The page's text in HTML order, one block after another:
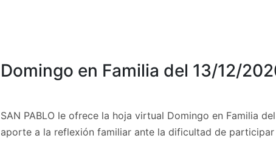
Domingo en Familia del 13/12/
SAN PABLO le ofrece la hoja virtual Domingo en Familia
aporte a la reflexión familiar ante la dificultad de